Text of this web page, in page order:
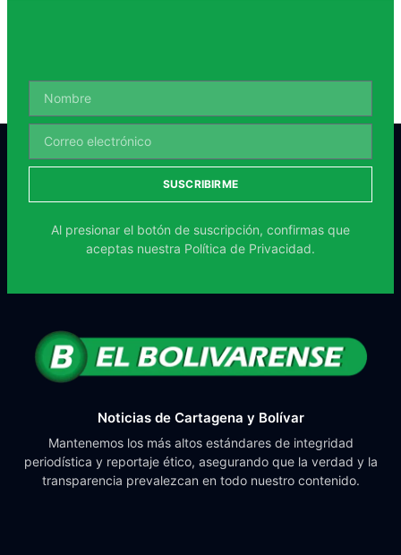
SUSCRIBIRME
Al presionar el botón de suscripción, confirmas que
aceptas nuestra Política de Privacidad.
Noticias de Cartagena y Bolívar
Mantenemos los más altos estándares de integridad
periodística y reportaje ético, asegurando que la verdad y la
transparencia prevalezcan en todo nuestro contenido.